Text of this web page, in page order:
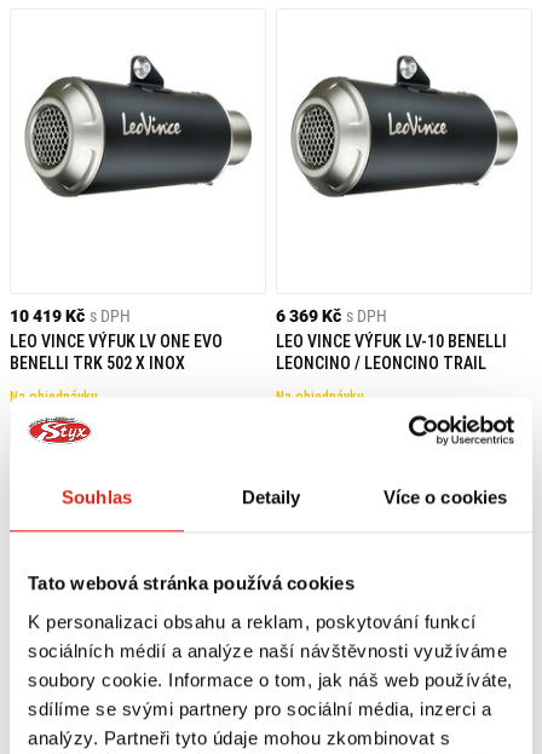
Souhlas Detaily Více o cookies
Tato webová stránka používá cookies
K personalizaci obsahu a reklam, poskytování funkcí
sociálních médií a analýze naší návštěvnosti využíváme
soubory cookie. Informace o tom, jak náš web používáte,
sdílíme se svými partnery pro sociální média, inzerci a
analýzy. Partneři tyto údaje mohou zkombinovat s
10 419 Kč s DPH
LEO VINCE VÝFUK LV ONE EVO
BENELLI TRK 502 X INOX
Na objednávku
Koupit
6 369 Kč s DPH
LEO VINCE VÝFUK LV-10 BENELLI
LEONCINO / LEONCINO TRAIL
Na objednávku